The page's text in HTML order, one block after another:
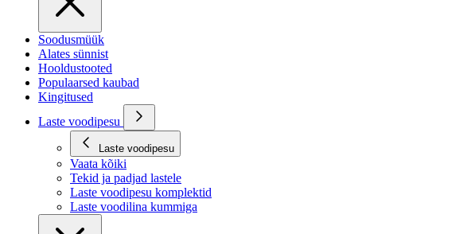
Soodusmüük
Alates sünnist
Hooldustooted
Populaarsed kaubad
Kingitused
Laste voodipesu
Laste voodipesu
Vaata kõiki
Tekid ja padjad lastele
Laste voodipesu komplektid
Laste voodilina kummiga